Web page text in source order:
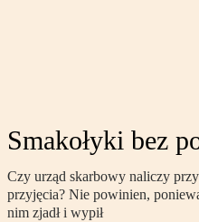
Smakołyki bez
Czy urząd skarbowy naliczy
przyjęcia? Nie powinien,
nim zjadł i wypił